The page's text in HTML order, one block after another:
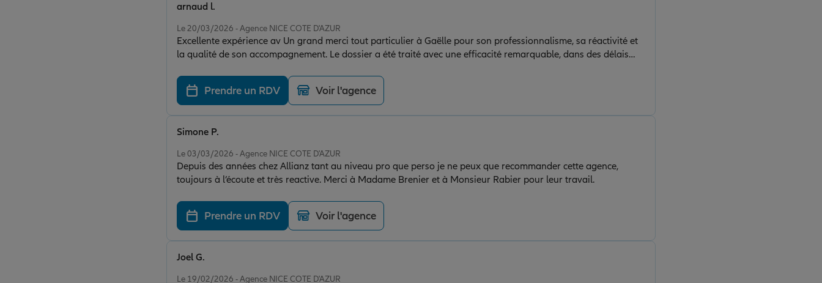
Le 20/03/2026 - Agence NICE COTE D'AZUR
Excellente expérience av Un grand merci tout particulier à Gaëlle pour son professionnalisme, sa réactivité et
la qualité de son accompagnement. Le dossier a été traité avec une efficacité remarquable, dans des délais
compétence font toute la différence, cette agence se distingue clairement par son sérieux et son engagement
client. Je recommande vivement cette agence à toute personne recherchant un interlocuteur fiable, réactif et
efficace. Encore merci pour votre travail !
arnaud l.
Prendre un RDV Voir l'agence
Le 03/03/2026 - Agence NICE COTE D'AZUR
Depuis des années chez Allianz tant au niveau pro que perso je ne peux que recommander cette agence,
toujours à l’écoute et très reactive. Merci à Madame Brenier et à Monsieur Rabier pour leur travail.
Simone P.
Prendre un RDV Voir l'agence
Le 19/02/2026 - Agence NICE COTE D'AZUR
Joel G.